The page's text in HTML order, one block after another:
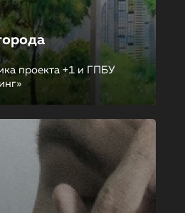
проекта +1 и ГПБУ